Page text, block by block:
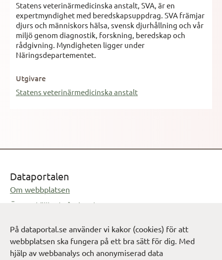
På dataportal.se använder vi kakor (cookies) för att
webbplatsen ska fungera på ett bra sätt för dig. Med
hjälp av webbanalys och anonymiserad data
Statens veterinärmedicinska anstalt, SVA, är en
expertmyndighet med beredskapsuppdrag. SVA främjar
djurs och människors hälsa, svensk djurhållning och vår
miljö genom diagnostik, forskning, beredskap och
rådgivning. Myndigheten ligger under
Näringsdepartementet.
Utgivare
Statens veterinärmedicinska anstalt
Dataportalen
Om webbplatsen
Öppen källkod på GitHub
info@digg.se
Öppnas i e-postprogram
Cookie-inställningar